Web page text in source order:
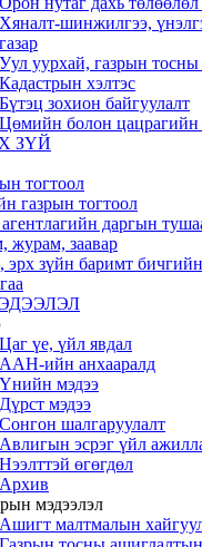
Хяналт-шинжилгээ,
газар
Уул уурхай, газрын тосны
Кадастрын хэлтэс
Бүтэц зохион байгуулалт
Цөмийн болон цацрагийн
ЗҮЙ
тогтоол
газрын тогтоол
даргын
журам, заавар
эрх зүйн баримт
Цаг үе, үйл явдал
ААН-ийн анхааралд
Үнийн мэдээ
Дүрст мэдээ
Сонгон шалгаруулалт
Авлигын эсрэг үйл
Нээлттэй өгөгдөл
Архив
мэдээлэл
Ашигт малтмалын